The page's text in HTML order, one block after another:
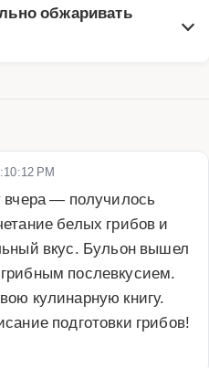
обжаривать
PM
вчера — получилось
белых грибов и
вкус. Бульон вышел
послевкусием.
кулинарную книгу.
подготовки грибов!